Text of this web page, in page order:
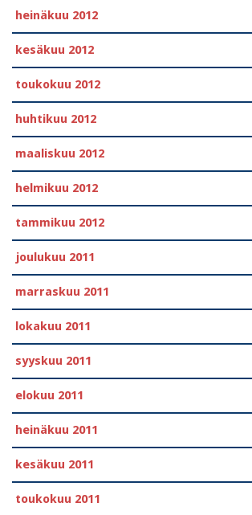
heinäkuu 2012
kesäkuu 2012
toukokuu 2012
huhtikuu 2012
maaliskuu 2012
helmikuu 2012
tammikuu 2012
joulukuu 2011
marraskuu 2011
lokakuu 2011
syyskuu 2011
elokuu 2011
heinäkuu 2011
kesäkuu 2011
toukokuu 2011